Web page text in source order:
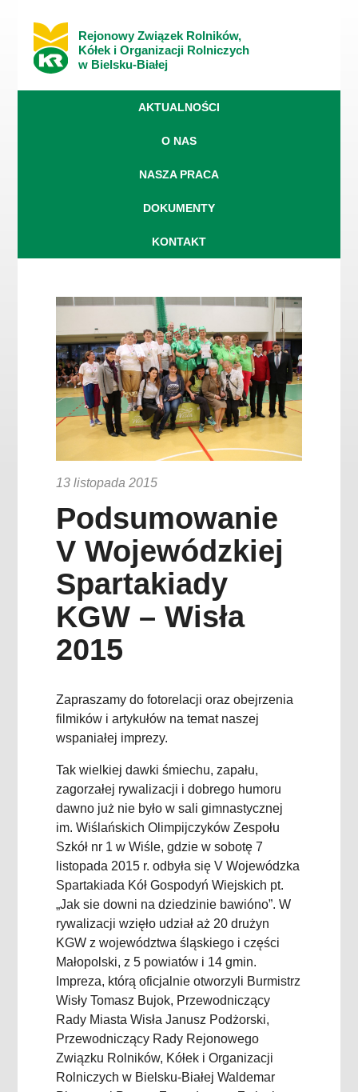
Rejonowy Związek Rolników,
Kółek i Organizacji Rolniczych
w Bielsku-Białej
AKTUALNOŚCI
O NAS
NASZA PRACA
DOKUMENTY
KONTAKT
13 listopada 2015
Podsumowanie
V Wojewódzkiej
Spartakiady
KGW – Wisła
2015
Zapraszamy do fotorelacji oraz obejrzenia
filmików i artykułów na temat naszej
wspaniałej imprezy.
Tak wielkiej dawki śmiechu, zapału,
zagorzałej rywalizacji i dobrego humoru
dawno już nie było w sali gimnastycznej
im. Wiślańskich Olimpijczyków Zespołu
Szkół nr 1 w Wiśle, gdzie w sobotę 7
listopada 2015 r. odbyła się V Wojewódzka
Spartakiada Kół Gospodyń Wiejskich pt.
„Jak sie downi na dziedzinie bawióno”. W
rywalizacji wzięło udział aż 20 drużyn
KGW z województwa śląskiego i części
Małopolski, z 5 powiatów i 14 gmin.
Impreza, którą oficjalnie otworzyli Burmistrz
Wisły Tomasz Bujok, Przewodniczący
Rady Miasta Wisła Janusz Podżorski,
Przewodniczący Rady Rejonowego
Związku Rolników, Kółek i Organizacji
Rolniczych w Bielsku-Białej Waldemar